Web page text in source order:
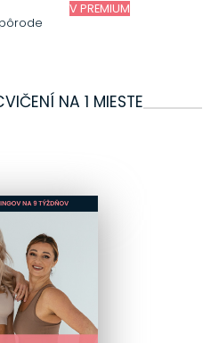
V PREMIUM
NA 1 MIESTE